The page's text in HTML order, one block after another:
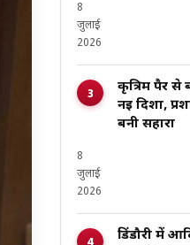
8
जुलाई
2026
कृत्रिम पैर से
नई दिशा,
बनी सहारा
8
जुलाई
2026
डिंडौरी में